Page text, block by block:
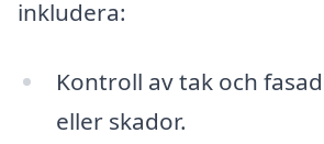
inkludera:
Kontroll av tak och
eller skador.